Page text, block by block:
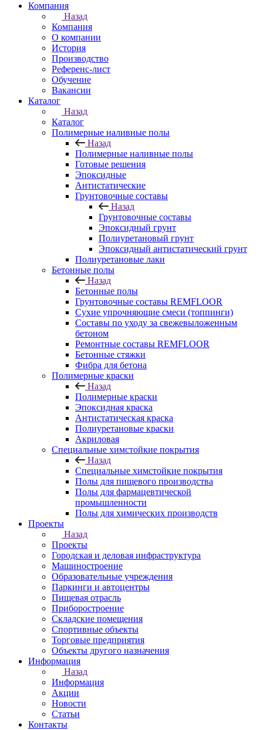
Компания
Назад
Компания
О компании
История
Производство
Референс-лист
Обучение
Вакансии
Каталог
Назад
Каталог
Полимерные наливные полы
Назад
Полимерные наливные полы
Готовые решения
Эпоксидные
Антистатические
Грунтовочные составы
Назад
Грунтовочные составы
Эпоксидный грунт
Полиуретановый грунт
Эпоксидный антистатический грунт
Полиуретановые лаки
Бетонные полы
Назад
Бетонные полы
Грунтовочные составы REMFLOOR
Сухие упрочняющие смеси (топпинги)
Составы по уходу за свежевыложенным
бетоном
Ремонтные составы REMFLOOR
Бетонные стяжки
Фибра для бетона
Полимерные краски
Назад
Полимерные краски
Эпоксидная краска
Антистатическая краска
Полиуретановые краски
Акриловая
Специальные химстойкие покрытия
Назад
Специальные химстойкие покрытия
Полы для пищевого производства
Полы для фармацевтической
промышленности
Полы для химических производств
Проекты
Назад
Проекты
Городская и деловая инфраструктура
Машиностроение
Образовательные учреждения
Паркинги и автоцентры
Пищевая отрасль
Приборостроение
Складские помещения
Спортивные объекты
Торговые предприятия
Объекты другого назначения
Информация
Назад
Информация
Акции
Новости
Статьи
Контакты